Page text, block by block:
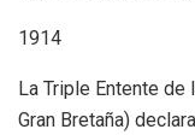
1914
La Triple Entente de
Gran Bretaña)